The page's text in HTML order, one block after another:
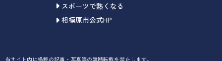
スポーツで熱くなる
相模原市公式HP
当サイト内に掲載の記事・写真等の無断転載を禁止します。